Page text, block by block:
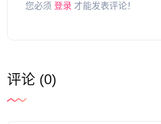
您必须 登录 才能发表评论！
评论 (0)